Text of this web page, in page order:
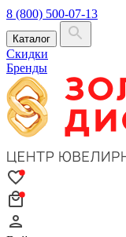
8 (800) 500-07-13
Каталог
Скидки
Бренды